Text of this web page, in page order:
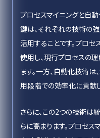
プロセスマイニングと自
鍵は、それぞれの技術の
活用することです。プロ
使用し、現行プロセスの
ます。一方、自動化技術
用段階での効率化に貢献し
さらに、この2つの技術は
らに高まります。プロセ